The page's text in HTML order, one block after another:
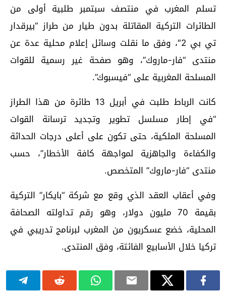
تسلم المغرب في منتصف سبتمبر طلبية أولى من
الطائرات التركية المقاتلة بدون طيار من طراز “بيرقدار
تي بي 2″، وفق ما نقلت وسائل إعلام محلية عدة عن
منتدى “فار-ماروك”، وهو صفحة غير رسمية للقوات
المسلحة المغربية على “فيسبوك”.
كانت الرباط طلبت في أبريل 13 طائرة من هذا الطراز
“في إطار مسلسل تطوير وتجديد ترسانة القوات
المسلحة الملكية، حتى تكون على أعلى درجات الحداثة
والكفاءة والجاهزية لمواجهة كافة الأخطار”، حسب
منتدى “فار-ماروك” المتخصص.
وفي أعقاب العقد الذي وقع مع شركة “بايكار” التركية
بقيمة 70 مليون دولار، وهو رقم تداولته الصحافة
المحلية، خضع عسكريون من المغرب لبرنامج تدريبي في
تركيا خلال الأسابيع الفائتة، وفق المنتدى.